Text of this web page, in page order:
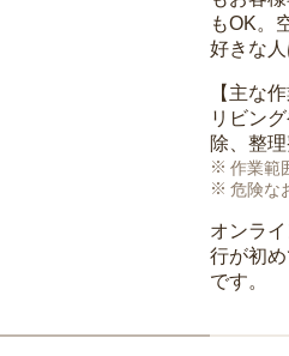
もOK。
好きな
【主な
リビン
除、整
作業範
危険な
オンラ
行が初
です。